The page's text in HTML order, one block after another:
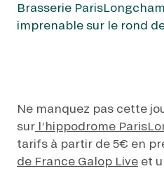
Brasserie
imprenable sur le rond
Ne manquez pas cette
sur l’hippodrome
tarifs à partir de 5€ en
de France Galop Live et